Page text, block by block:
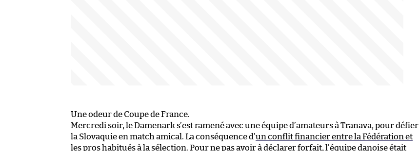
Une odeur de Coupe de France.
Mercredi soir, le Damenark s’est ramené avec une équipe d’amateurs à Tranava, pour défier
la Slovaquie en match amical. La conséquence d’un conflit financier entre la Fédération et
les pros habitués à la sélection. Pour ne pas avoir à déclarer forfait, l’équipe danoise était